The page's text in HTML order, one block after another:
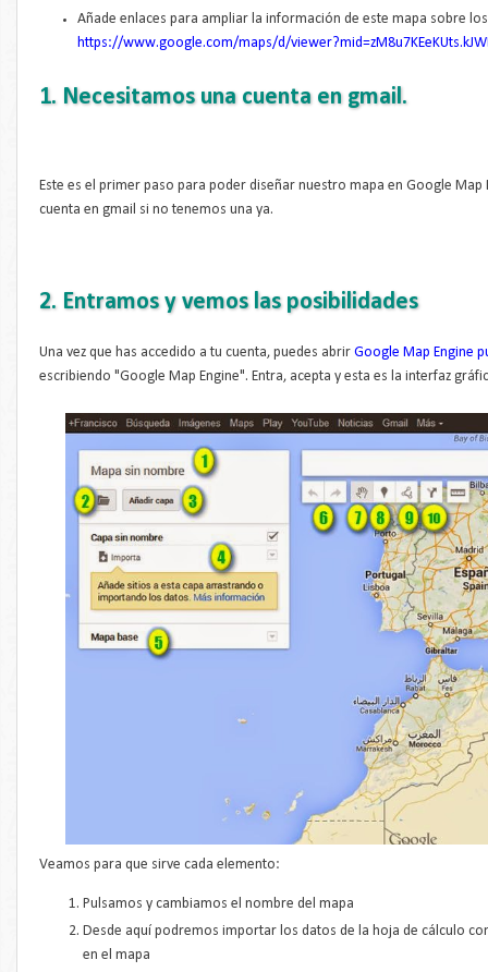
Añade enlaces para ampliar la información de este mapa sobre
https://www.google.com/maps/d/
1. Necesitamos una cuenta en gmail.
Este es el primer paso para poder diseñar nuestro mapa en Google Map
cuenta en gmail si no tenemos una ya.
2. Entramos y vemos las posibilidades
Una vez que has accedido a tu cuenta, puedes abrir Google Map Engine
escribiendo "Google Map Engine". Entra, acepta y esta es la interfaz
Veamos para que sirve cada elemento:
Pulsamos y cambiamos el nombre del mapa
Desde aquí podremos importar los datos de la hoja de cálculo
en el mapa